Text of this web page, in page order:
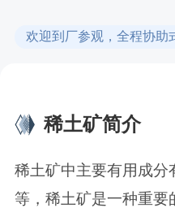
欢迎到厂参观，全程协助
稀土矿简介
稀土矿中主要有用成分
等，稀土矿是一种重要